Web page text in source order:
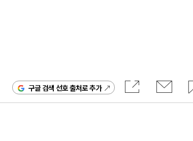
구글 검색 선호 출처로 추가